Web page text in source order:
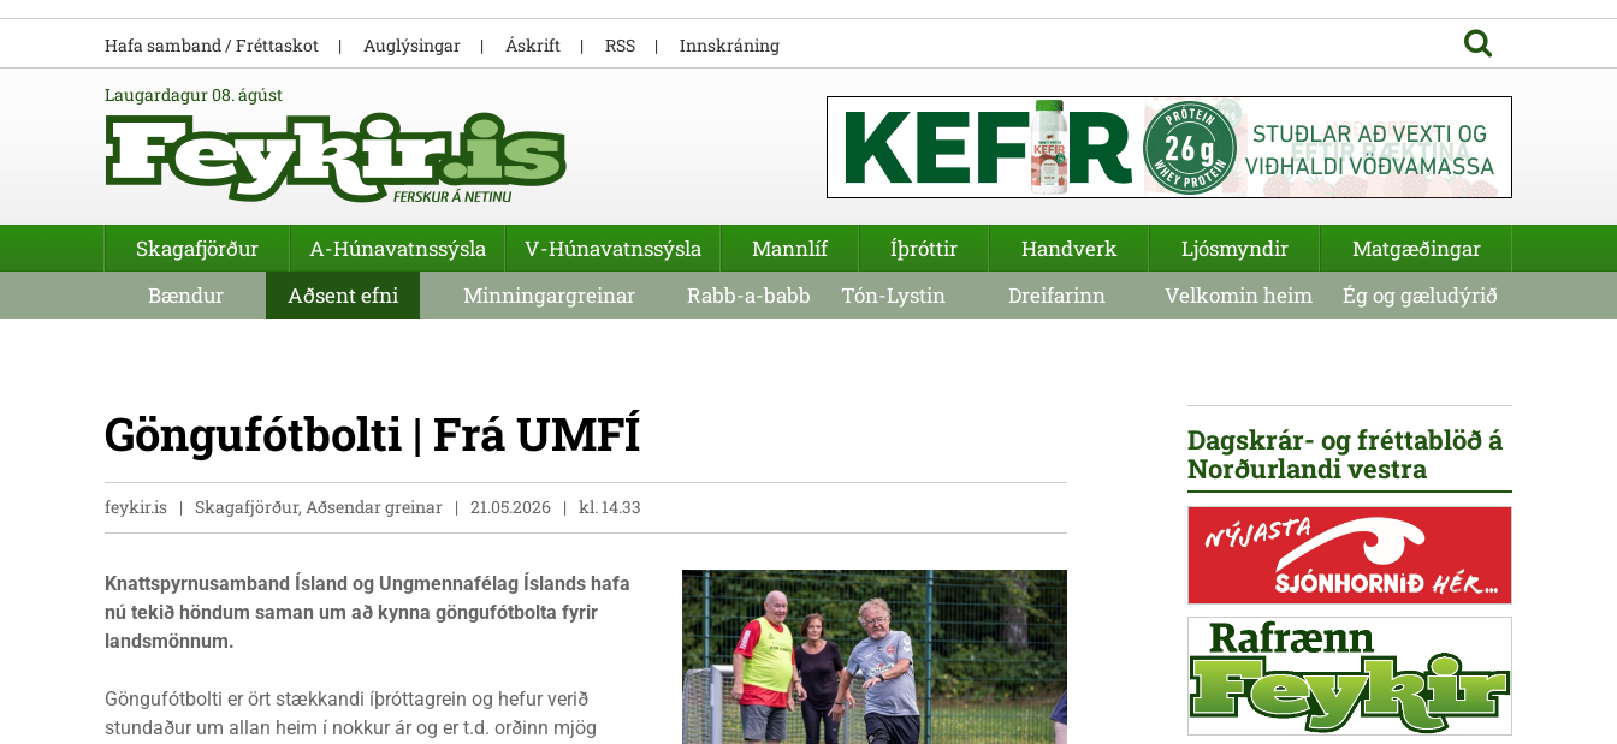
laugardagur 08. ágúst
Göngufótbolti | Frá UMFÍ
feykir.is Skagafjörður, Aðsendar greinar 21.05.2026 kl. 14.33
Knattspyrnusamband Ísland og Ungmennafélag Íslands hafa
nú tekið höndum saman um að kynna göngufótbolta fyrir
landsmönnum.
Göngufótbolti er ört stækkandi íþróttagrein og hefur verið
stundaður um allan heim í nokkur ár og er t.d. orðinn mjög
Dagskrár- og fréttablöð á
Norðurlandi vestra
Hafa samband / Fréttaskot Auglýsingar Áskrift RSS Innskráning
Skagafjörður A-Húnavatnssýsla V-Húnavatnssýsla Mannlíf Íþróttir Handverk Ljósmyndir
Matgæðingar
Bændur
Aðsent efni Minningargreinar Rabb-a-babb Tón-Lystin Dreifarinn Velkomin heim Ég og gæludýrið